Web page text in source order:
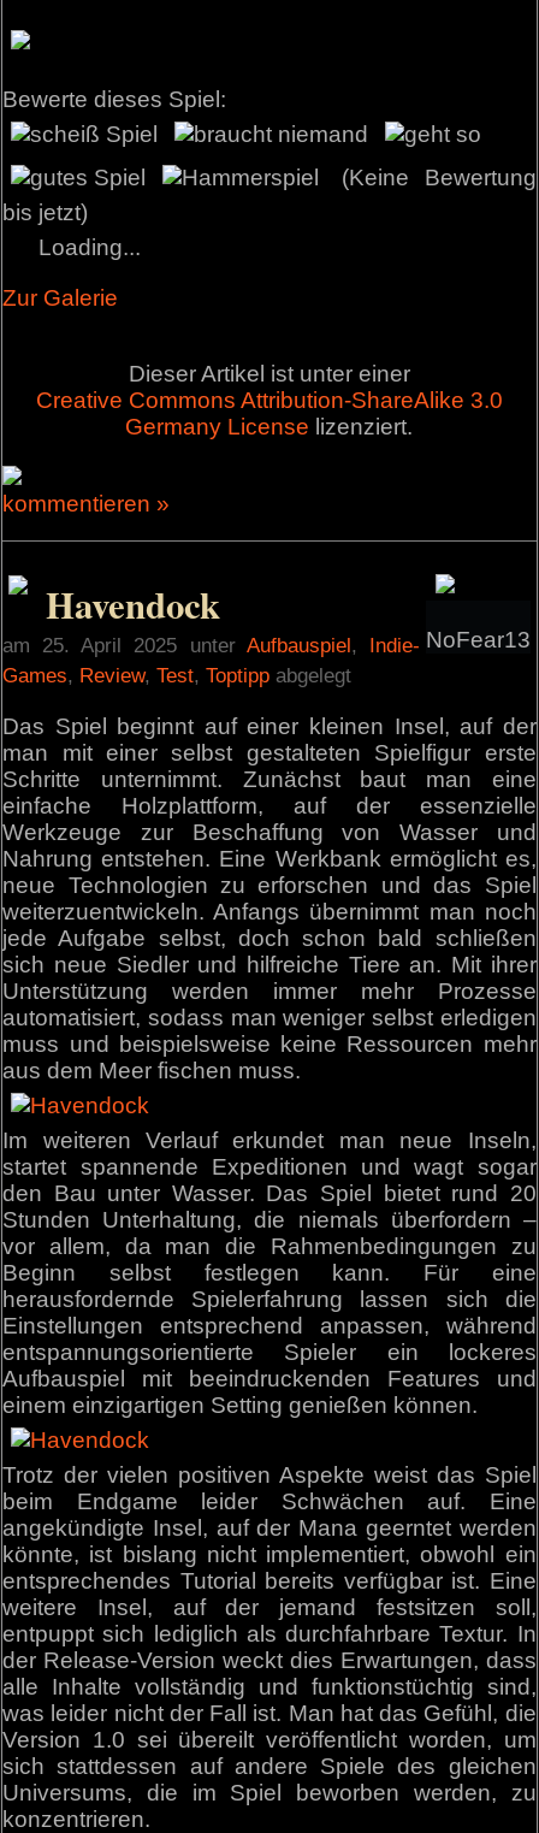
Bewerte dieses Spiel:
(Keine Bewertung
bis jetzt)
Loading...
Zur Galerie
Dieser Artikel ist unter einer
Creative Commons Attribution-ShareAlike 3.0
Germany License lizenziert.
kommentieren »
NoFear13
Havendock
am 25. April 2025 unter Aufbauspiel, Indie-
Games, Review,Test,Toptipp abgelegt
Das Spiel beginnt auf einer kleinen Insel, auf der
man mit einer selbst gestalteten Spielfigur erste
Schritte unternimmt. Zunächst baut man eine
einfache Holzplattform, auf der essenzielle
Werkzeuge zur Beschaffung von Wasser und
Nahrung entstehen. Eine Werkbank ermöglicht es,
neue Technologien zu erforschen und das Spiel
weiterzuentwickeln. Anfangs übernimmt man noch
jede Aufgabe selbst, doch schon bald schließen
sich neue Siedler und hilfreiche Tiere an. Mit ihrer
Unterstützung werden immer mehr Prozesse
automatisiert, sodass man weniger selbst erledigen
muss und beispielsweise keine Ressourcen mehr
aus dem Meer fischen muss.
Im weiteren Verlauf erkundet man neue Inseln,
startet spannende Expeditionen und wagt sogar
den Bau unter Wasser. Das Spiel bietet rund 20
Stunden Unterhaltung, die niemals überfordern –
vor allem, da man die Rahmenbedingungen zu
Beginn selbst festlegen kann. Für eine
herausfordernde Spielerfahrung lassen sich die
Einstellungen entsprechend anpassen, während
entspannungsorientierte Spieler ein lockeres
Aufbauspiel mit beeindruckenden Features und
einem einzigartigen Setting genießen können.
Trotz der vielen positiven Aspekte weist das Spiel
beim Endgame leider Schwächen auf. Eine
angekündigte Insel, auf der Mana geerntet werden
könnte, ist bislang nicht implementiert, obwohl ein
entsprechendes Tutorial bereits verfügbar ist. Eine
weitere Insel, auf der jemand festsitzen soll,
entpuppt sich lediglich als durchfahrbare Textur. In
der Release-Version weckt dies Erwartungen, dass
alle Inhalte vollständig und funktionstüchtig sind,
was leider nicht der Fall ist. Man hat das Gefühl, die
Version 1.0 sei übereilt veröffentlicht worden, um
sich stattdessen auf andere Spiele des gleichen
Universums, die im Spiel beworben werden, zu
konzentrieren.